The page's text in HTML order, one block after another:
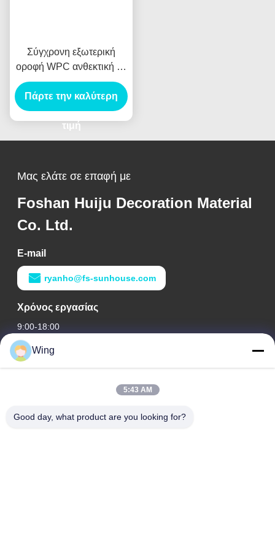
Σύγχρονη εξωτερική
οροφή WPC ανθεκτική σε
γρατζουνιές σύνθετη
οροφή για κήπους
βεράντες μονοπάτια
αδιάβροχα αντιστροφή
ομαλή βούρτσωση
Πάρτε την καλύτερη
τιμή
Μας ελάτε σε επαφή με
Foshan Huiju Decoration Material
Co. Ltd.
E-mail
ryanho@fs-sunhouse.com
Χρόνος εργασίας
9:00-18:00
Η διεύθυνσή μας
Διεθνές κτήριο Weiye, δρόμος Yixian, κωμόπολη του Δαλιού,
Wing
5:43 AM
Good day, what product are you looking for?